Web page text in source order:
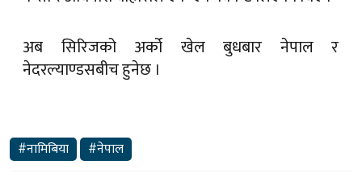
अब सिरिजको अर्को खेल बुधबार नेपाल र
नेदरल्याण्डसबीच हुनेछ ।
#नामिबिया
#नेपाल